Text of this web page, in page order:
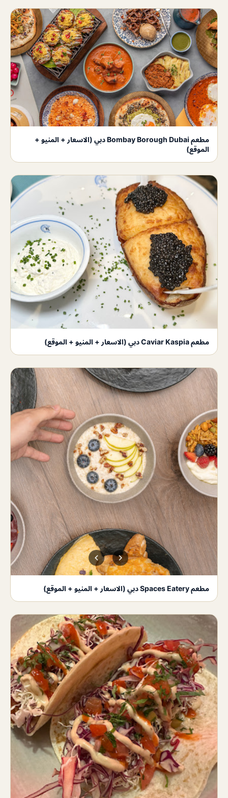
مطعم Bombay Borough Dubai دبي (الاسعار + المنيو +
الموقع)
مطعم Caviar Kaspia دبي (الاسعار + المنيو + الموقع)
مطعم Spaces Eatery دبي (الاسعار + المنيو + الموقع)